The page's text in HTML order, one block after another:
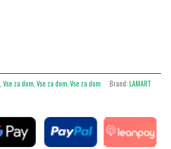
,Vse za dom,Vse za dom,Vse za dom Brand:LAMART